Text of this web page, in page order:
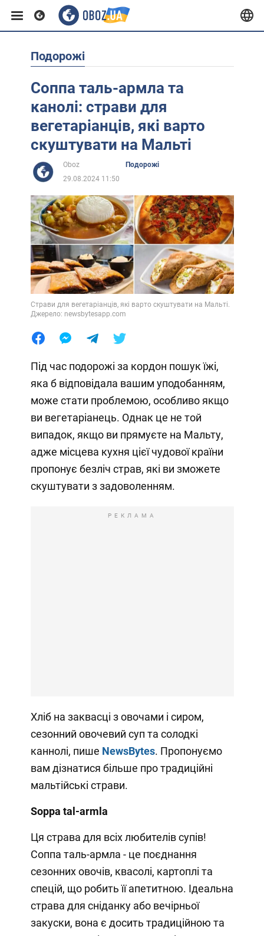
Європа
США
Африка
Життя
Лайфхаки
Подорожі
Соппа таль-армла та
канолі: страви для
вегетаріанців, які варто
скуштувати на Мальті
Oboz
Подорожі
29.08.2024 11:50
Страви для вегетаріанців, які варто скуштувати на Мальті.
Джерело: newsbytesapp.com
Під час подорожі за кордон пошук їжі,
яка б відповідала вашим уподобанням,
може стати проблемою, особливо якщо
ви вегетаріанець. Однак це не той
випадок, якщо ви прямуєте на Мальту,
адже місцева кухня цієї чудової країни
пропонує безліч страв, які ви зможете
скуштувати з задоволенням.
РЕКЛАМА
Хліб на заквасці з овочами і сиром,
сезонний овочевий суп та солодкі
каннолі, пише NewsBytes. Пропонуємо
вам дізнатися більше про традиційні
мальтійські страви.
Soppa tal-armla
Ця страва для всіх любителів супів!
Соппа таль-армла - це поєднання
сезонних овочів, квасолі, картоплі та
спецій, що робить її апетитною. Ідеальна
страва для сніданку або вечірньої
закуски, вона є досить традиційною та